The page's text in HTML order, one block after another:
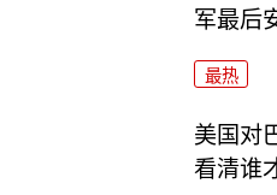
军最后
最热
美国对
看清谁